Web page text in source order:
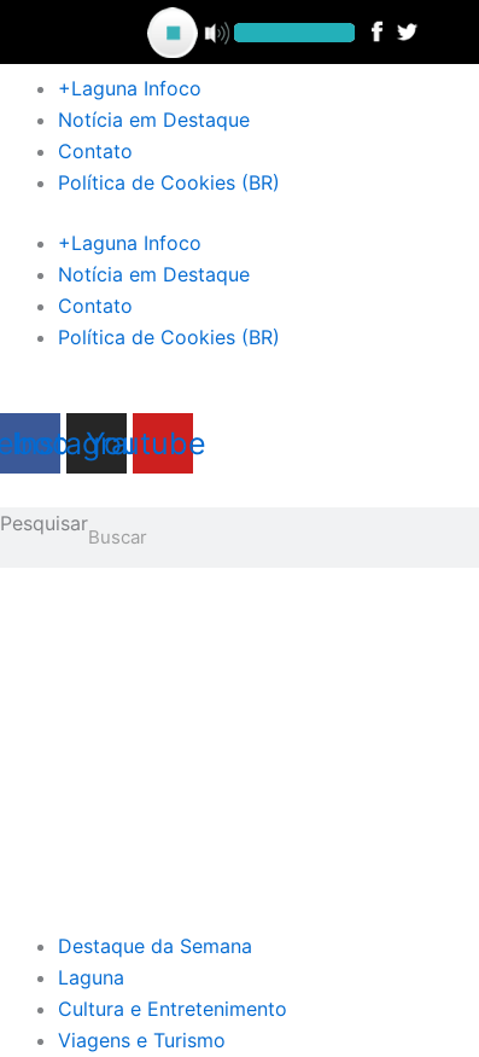
conteúdo
+Laguna Infoco
Notícia em Destaque
Contato
Política de Cookies (BR)
+Laguna Infoco
Notícia em Destaque
Contato
Política de Cookies (BR)
Instagram
Youtube
Pesquisar
Destaque da Semana
Laguna
Cultura e Entretenimento
Viagens e Turismo